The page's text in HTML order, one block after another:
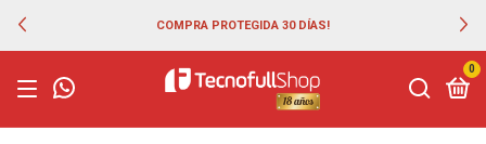
COMPRA PROTEGIDA 30 DÍAS!
0